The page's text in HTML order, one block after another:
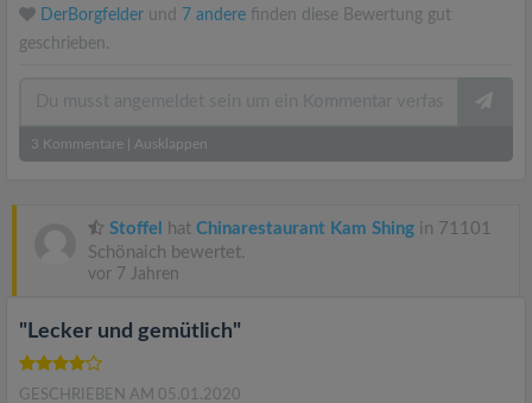
DerBorgfelder und 7 andere finden diese Bewertung gut
geschrieben.
3 Kommentare Ausklappen
Stoffel hat Chinarestaurant Kam Shing in 71101
Schönaich bewertet.
vor 7 Jahren
"Lecker und gemütlich"
GESCHRIEBEN AM 05.01.2020